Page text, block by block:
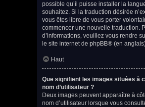
possible qu’il puisse installer la
souhaitez. Si la traduction désirée
vous êtes libre de vous porter
commencer une nouvelle traduction.
d’informations, veuillez vous rendre
le site internet de phpBB® (en
Haut
Que signifient les images situées à
nom d’utilisateur ?
Deux images peuvent apparaître à
nom d’utilisateur lorsque vous